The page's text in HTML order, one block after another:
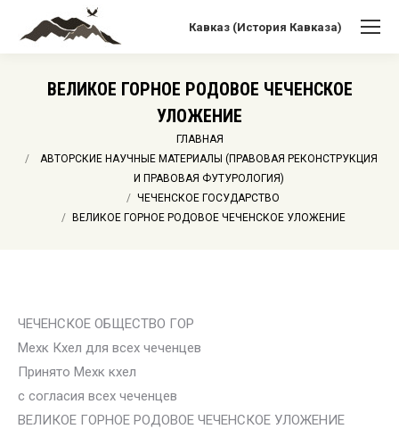
Кавказ (История Кавказа)
ВЕЛИКОЕ ГОРНОЕ РОДОВОЕ ЧЕЧЕНСКОЕ
УЛОЖЕНИЕ
ГЛАВНАЯ
АВТОРСКИЕ НАУЧНЫЕ МАТЕРИАЛЫ (ПРАВОВАЯ РЕКОНСТРУКЦИЯ
И ПРАВОВАЯ ФУТУРОЛОГИЯ)
ЧЕЧЕНСКОЕ ГОСУДАРСТВО
ВЕЛИКОЕ ГОРНОЕ РОДОВОЕ ЧЕЧЕНСКОЕ УЛОЖЕНИЕ
ЧЕЧЕНСКОЕ ОБЩЕСТВО ГОР
Мехк Кхел для всех чеченцев
Принято Мехк кхел
с согласия всех чеченцев
ВЕЛИКОЕ ГОРНОЕ РОДОВОЕ ЧЕЧЕНСКОЕ УЛОЖЕНИЕ